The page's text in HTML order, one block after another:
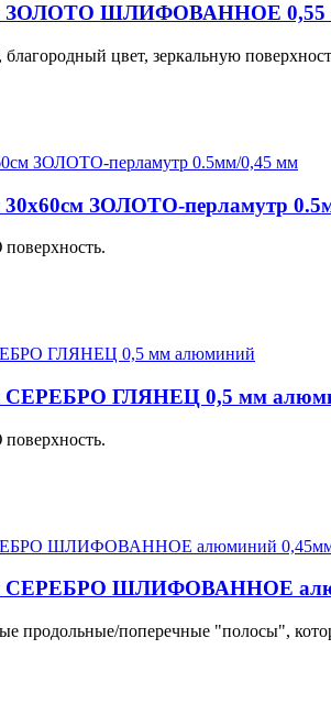
ЗОЛОТО ШЛИФОВАННОЕ
цвет, зеркальную
30х60см ЗОЛОТО-перламутр
СЕРЕБРО ГЛЯНЕЦ 0,5 мм
СЕРЕБРО ШЛИФОВАННОЕ
продольные/поперечные "полосы",